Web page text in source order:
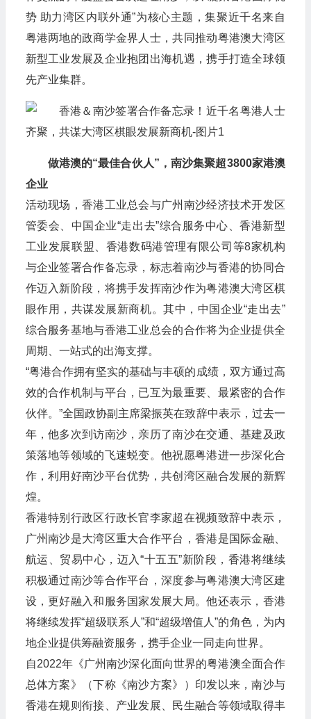
势 助力湾区内联外通”为核心主题，集聚近千名来自
粤港两地的政商学金界人士，共同推动粤港澳大湾区
新型工业发展及企业抱团出海机遇，携手打造全球领
先产业集群。
做港澳的“最佳合伙人”，南沙集聚超3800家港澳
企业
活动现场，香港工业总会与广州南沙经济技术开发区
管委会、中国企业“走出去”综合服务中心、香港新型
工业发展联盟、香港数码港管理有限公司等8家机构
与企业签署合作备忘录，标志着南沙与香港的协同合
作迈入新阶段，将携手发挥南沙作为粤港澳大湾区棋
眼作用，共谋发展新商机。其中，中国企业“走出去”
综合服务基地与香港工业总会的合作将为企业提供全
周期、一站式的出海支撑。
“粤港合作拥有坚实的基础与丰硕的成绩，双方通过高
效的合作机制与平台，已互为最重要、最紧密的合作
伙伴。”全国政协副主席梁振英在致辞中表示，过去一
年，他多次到访南沙，亲历了南沙在交通、基建及政
策落地等领域的飞速蜕变。他祝愿粤港进一步深化合
作，利用好南沙平台优势，共创湾区融合发展的新辉
煌。
香港特别行政区行政长官李家超在视频致辞中表示，
广州南沙是大湾区重大合作平台，香港是国际金融、
航运、贸易中心，迈入“十五五”新阶段，香港将继续
积极通过南沙等合作平台，深度参与粤港澳大湾区建
设，更好融入和服务国家发展大局。他还表示，香港
将继续发挥“超级联系人”和“超级增值人”的角色，为内
地企业提供筹融资服务，携手企业一同走向世界。
自2022年《广州南沙深化面向世界的粤港澳全面合作
总体方案》（下称《南沙方案》）印发以来，南沙与
香港在规则衔接、产业发展、民生融合等领域取得丰